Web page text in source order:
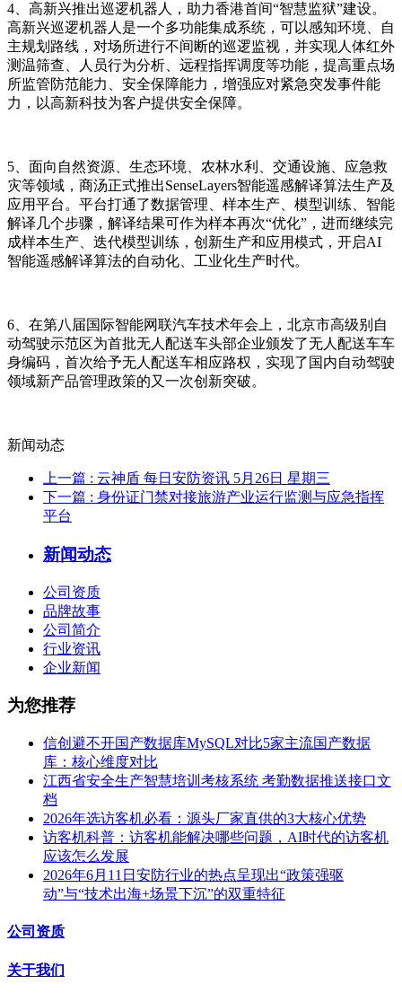
4、高新兴推出巡逻机器人，助力香港首间“智慧监狱”建设。
高新兴巡逻机器人是一个多功能集成系统，可以感知环境、自
主规划路线，对场所进行不间断的巡逻监视，并实现人体红外
测温筛查、人员行为分析、远程指挥调度等功能，提高重点场
所监管防范能力、安全保障能力，增强应对紧急突发事件能
力，以高新科技为客户提供安全保障。
5、面向自然资源、生态环境、农林水利、交通设施、应急救
灾等领域，商汤正式推出SenseLayers智能遥感解译算法生产及
应用平台。平台打通了数据管理、样本生产、模型训练、智能
解译几个步骤，解译结果可作为样本再次“优化”，进而继续完
成样本生产、迭代模型训练，创新生产和应用模式，开启AI
智能遥感解译算法的自动化、工业化生产时代。
6、在第八届国际智能网联汽车技术年会上，北京市高级别自
动驾驶示范区为首批无人配送车头部企业颁发了无人配送车车
身编码，首次给予无人配送车相应路权，实现了国内自动驾驶
领域新产品管理政策的又一次创新突破。
新闻动态
上一篇 : 云神盾 每日安防资讯​ 5月26日 星期三
下一篇 : 身份证门禁对接旅游产业运行监测与应急指挥
平台
新闻动态
公司资质
品牌故事
公司简介
行业资讯
企业新闻
为您推荐
信创避不开国产数据库MySQL对比5家主流国产数据
库：核心维度对比
江西省安全生产智慧培训考核系统 考勤数据推送接口文
档
2026年选访客机必看：源头厂家直供的3大核心优势
访客机科普：访客机能解决哪些问题，AI时代的访客机
应该怎么发展
2026年6月11日安防行业的热点呈现出“政策强驱
动”与“技术出海+场景下沉”的双重特征
公司资质
关于我们